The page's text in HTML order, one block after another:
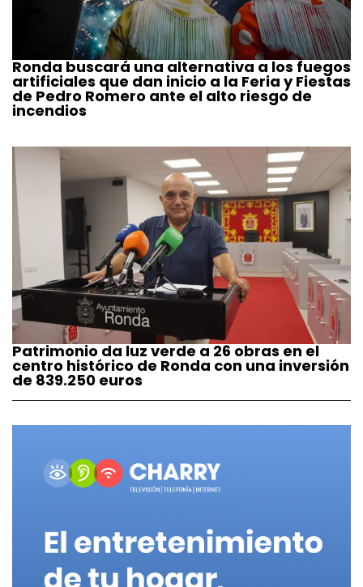
Ronda buscará una alternativa a los fuegos
artificiales que dan inicio a la Feria y Fiestas
de Pedro Romero ante el alto riesgo de
incendios
Patrimonio da luz verde a 26 obras en el
centro histórico de Ronda con una inversión
de 839.250 euros